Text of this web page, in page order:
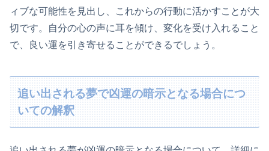
ィブな可能性を見出し、これからの行動に活かすことが大
切です。自分の心の声に耳を傾け、変化を受け入れること
で、良い運を引き寄せることができるでしょう。
追い出される夢で凶運の暗示となる場合につ
いての解釈